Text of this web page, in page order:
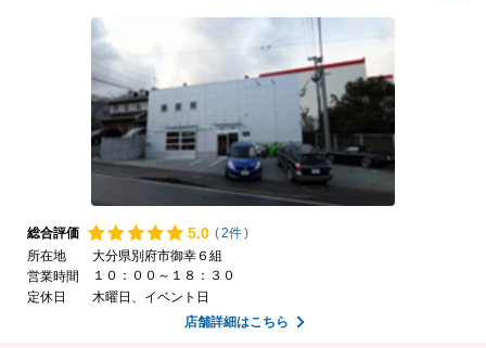
総合評価 5.0 (2件)
所在地
大分県別府市御幸６組
営業時間
１０：００～１８：３０
定休日
木曜日、イベント日
店舗詳細はこちら